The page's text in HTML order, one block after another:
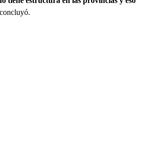
concluyó.